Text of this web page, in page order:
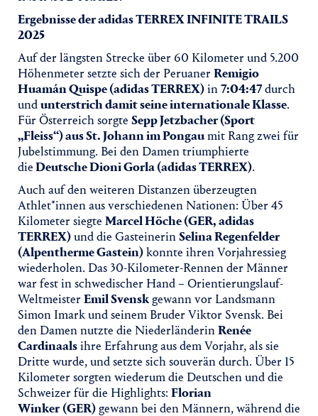
Ergebnisse der adidas TERREX INFINITE TRAILS
2025
Auf der längsten Strecke über 60 Kilometer und 5.200
Höhenmeter setzte sich der Peruaner Remigio
Huamán Quispe (adidas TERREX)in7:04:47durch
undunterstrich damit seine internationale Klasse.
Für Österreich sorgte Sepp Jetzbacher (Sport
„Fleiss“) aus St. Johann im Pongaumit Rang zwei für
Jubelstimmung. Bei den Damen triumphierte
dieDeutsche Dioni Gorla (adidas TERREX).
Auch auf den weiteren Distanzen überzeugten
Athlet*innen aus verschiedenen Nationen: Über 45
Kilometer siegte Marcel Höche (GER, adidas
TERREX)und die GasteinerinSelina Regenfelder
(Alpentherme Gastein)konnte ihren Vorjahressieg
wiederholen. Das 30-Kilometer-Rennen der Männer
war fest in schwedischer Hand – Orientierungslauf-
Weltmeister Emil Svenskgewann vor Landsmann
Simon Imark und seinem Bruder Viktor Svensk. Bei
den Damen nutzte die NiederländerinRenée
Cardinaalsihre Erfahrung aus dem Vorjahr, als sie
Dritte wurde, und setzte sich souverän durch. Über 15
Kilometer sorgten wiederum die Deutschen und die
Schweizer für die Highlights: Florian
Winker(GER)gewann bei den Männern, während die